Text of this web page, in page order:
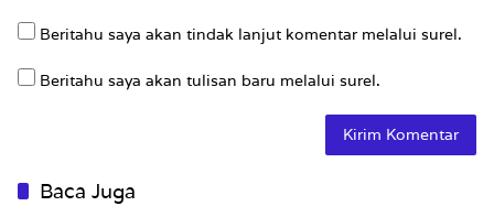
Beritahu saya akan tindak lanjut komentar melalui surel.
Beritahu saya akan tulisan baru melalui surel.
Baca Juga